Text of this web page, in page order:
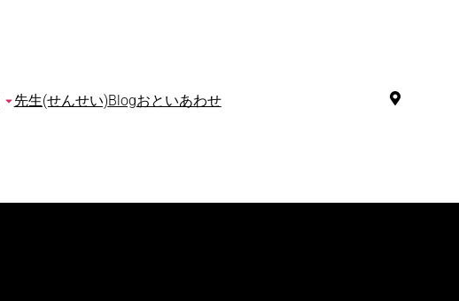
先生(せんせい)Blogおといあわせ